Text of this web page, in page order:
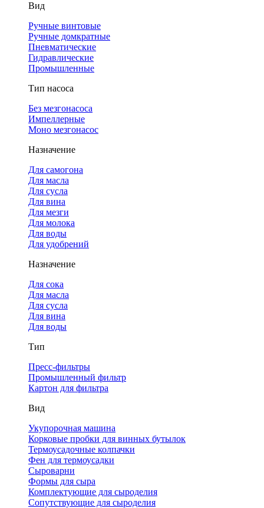
Вид
Ручные винтовые
Ручные домкратные
Пневматические
Гидравлические
Промышленные
Тип насоса
Без мезгонасоса
Импеллерные
Моно мезгонасос
Назначение
Для самогона
Для масла
Для сусла
Для вина
Для мезги
Для молока
Для воды
Для удобрений
Назначение
Для сока
Для масла
Для сусла
Для вина
Для воды
Тип
Пресс-фильтры
Промышленный фильтр
Картон для фильтра
Вид
Укупорочная машина
Корковые пробки для винных бутылок
Термоусадочные колпачки
Фен для термоусадки
Сыроварни
Формы для сыра
Комплектующие для сыроделия
Сопутствующие для сыроделия